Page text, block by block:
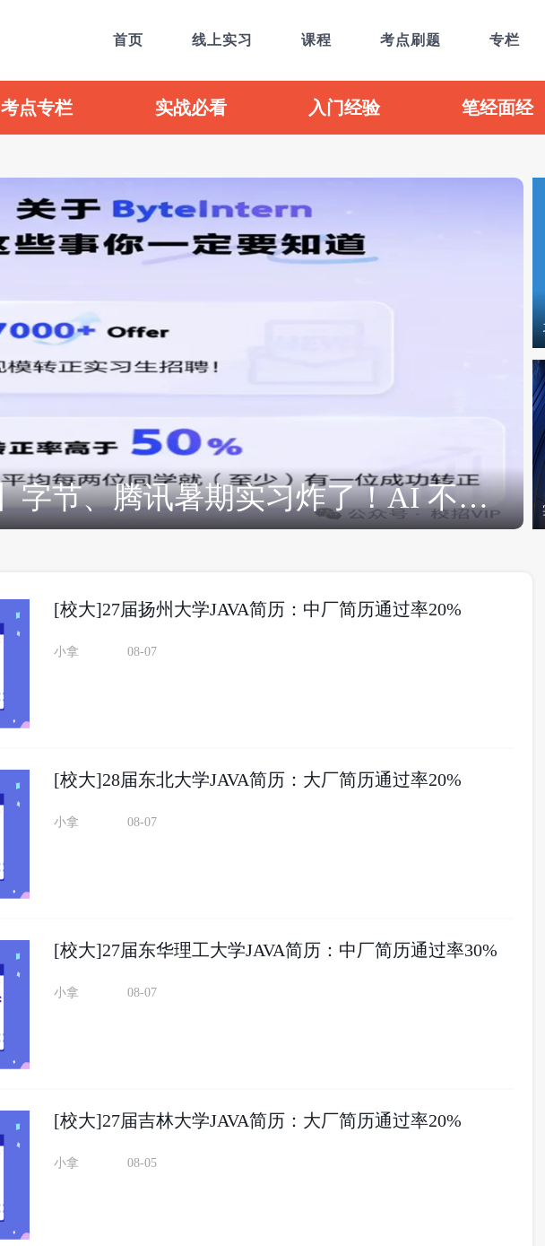
首页 线上实习 课程 考点刷题 专栏
考点专栏 实战必看 入门经验 笔经面经
【校大原创】字节、腾讯暑期实习炸了！AI 不是毁行业，是真・扩招加速器！
[校大]27届扬州大学JAVA简历：中厂简历通过率20%
小拿 08-07
[校大]28届东北大学JAVA简历：大厂简历通过率20%
小拿 08-07
[校大]27届东华理工大学JAVA简历：中厂简历通过率30%
小拿 08-07
[校大]27届吉林大学JAVA简历：大厂简历通过率20%
小拿 08-05